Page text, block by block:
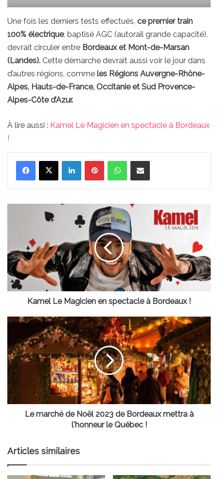
Une fois les derniers tests effectués, ce premier train
100% électrique, baptisé AGC (autorail grande capacité),
devrait circuler entre Bordeaux et Mont-de-Marsan
(Landes). Cette démarche devrait aussi voir le jour dans
d’autres régions, comme les Régions Auvergne-Rhône-
Alpes, Hauts-de-France, Occitanie et Sud Provence-
Alpes-Côte d’Azur.
À lire aussi : Kamel Le Magicien en spectacle à Bordeaux
!
LinkedinPinterestWhatsAppPartager par email
spectacle
à
Bordeaux
Kamel Le Magicien en spectacle à Bordeaux !
Le
Noël
2023
mettra
à
l'honneurLe marché de Noël 2023 de Bordeaux mettra à
l'honneur le Québec !
Articles similaires